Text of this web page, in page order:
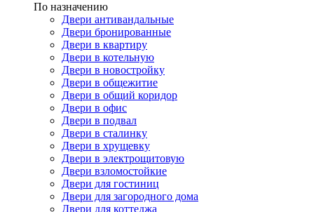
По назначению
Двери антивандальные
Двери бронированные
Двери в квартиру
Двери в котельную
Двери в новостройку
Двери в общежитие
Двери в общий коридор
Двери в офис
Двери в подвал
Двери в сталинку
Двери в хрущевку
Двери в электрощитовую
Двери взломостойкие
Двери для гостиниц
Двери для загородного дома
Двери для коттеджа